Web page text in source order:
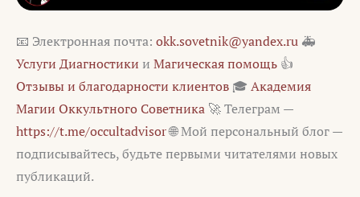
📧 Электронная почта: okk.sovetnik@yandex.ru 🚑
Услуги Диагностики и Магическая помощь 👍
Отзывы и благодарности клиентов 🎓 Академия
Магии Оккультного Советника 🚀 Телеграм —
https://t.me/occultadvisor🌐 Мой персональный блог —
подписывайтесь, будьте первыми читателями новых
публикаций.